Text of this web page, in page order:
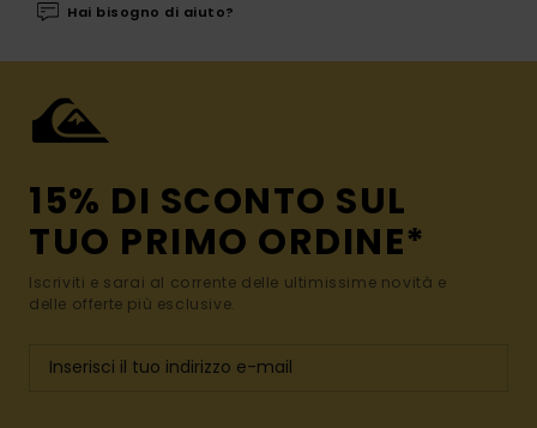
Hai bisogno di aiuto?
15% DI SCONTO SUL
TUO PRIMO ORDINE*
Iscriviti e sarai al corrente delle ultimissime novità e
delle offerte più esclusive.